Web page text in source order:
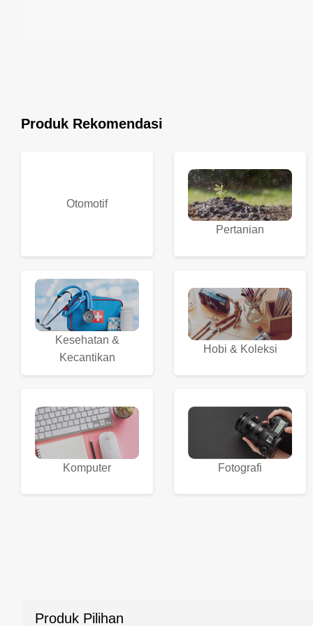
Produk Rekomendasi
Otomotif
Pertanian
Kesehatan &
Kecantikan
Hobi & Koleksi
Komputer Fotografi
Produk Pilihan